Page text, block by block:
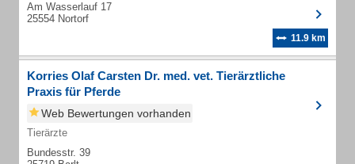
Am Wasserlauf 17
25554 Nortorf
11.9 km
Korries Olaf Carsten Dr. med. vet. Tierärztliche
Praxis für Pferde
Web Bewertungen vorhanden
Tierärzte
Bundesstr. 39